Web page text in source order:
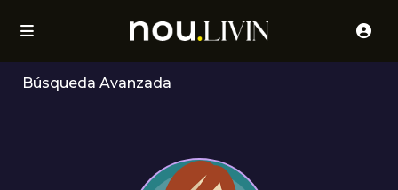
Búsqueda Avanzada